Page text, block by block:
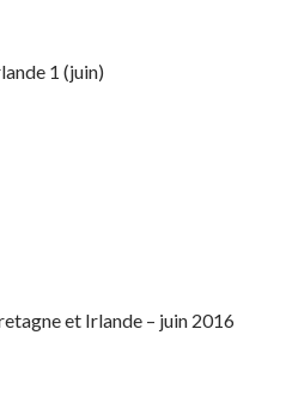
1 (juin)
et Irlande – juin 2016